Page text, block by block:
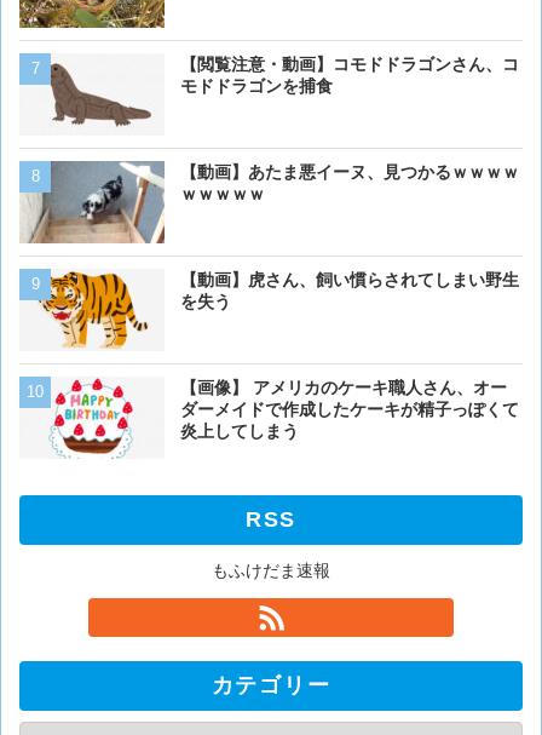
【閲覧注意・動画】コモドドラゴンさん、コ
モドドラゴンを捕食
【動画】あたま悪イーヌ、見つかるｗｗｗｗ
ｗｗｗｗｗ
【動画】虎さん、飼い慣らされてしまい野生
を失う
【画像】 アメリカのケーキ職人さん、オー
ダーメイドで作成したケーキが精子っぽくて
炎上してしまう
【画像】アメリカ「AIDS
人の為に記念碑を作ります
【画像大量！】イッヌさん
【画像】イッヌさん、アホ
【閲覧注意】カッコウの托
ぎる
RSS
もふけだま速報
カテゴリー